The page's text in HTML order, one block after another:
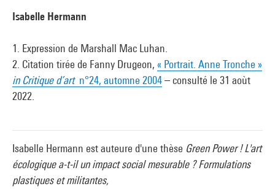
Isabelle Hermann
1. Expression de Marshall Mac Luhan.
2. Citation tirée de Fanny Drugeon, « Portrait. Anne Tronche »
in Critique d’artn°24, automne 2004– consulté le 31 aoùt
2022.
Isabelle Hermann est auteure d'une thèse Green Power ! L'art
écologique a-t-il un impact social mesurable ? Formulations
plastiques et militantes,